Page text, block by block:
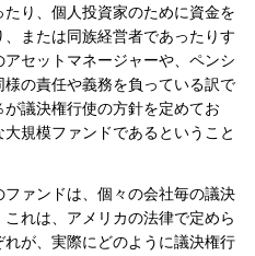
り、個人投資家のために資金を
または同族経営者であったりす
セットマネージャーや、ペンシ
の責任や義務を負っている訳で
議決権行使の方針を定めてお
規模ファンドであるということ
ァンドは、個々の会社毎の議決
れは、アメリカの法律で定めら
が、実際にどのように議決権行